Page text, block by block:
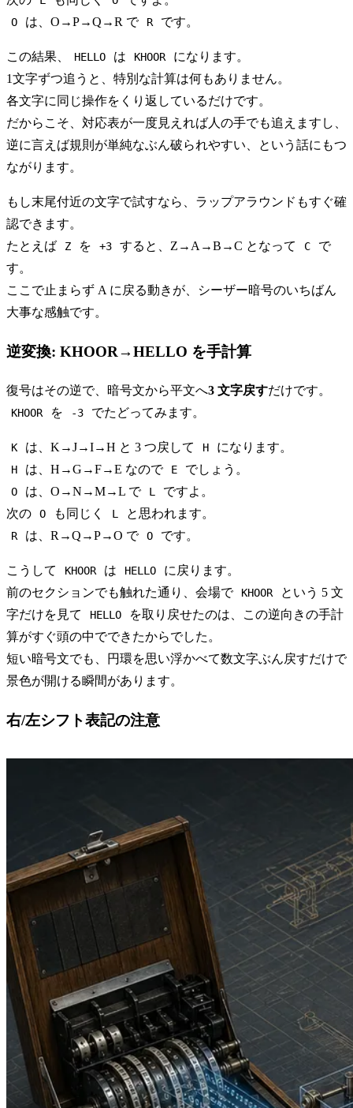
O は、O→P→Q→R で R です。
この結果、 HELLO は KHOOR
になります。
1文字ずつ追うと、特別な計算は何もありません。
各文字に同じ操作をくり返しているだけです。
だからこそ、対応表が一度見えれば人の手でも追えますし、
逆に言えば規則が単純なぶん破られやすい、という話にもつ
ながります。
もし末尾付近の文字で試すなら、ラップアラウンドもすぐ確
認できます。
たとえば
Z を +3 すると、Z→A→B→C となって C
で
す。
ここで止まらず A に戻る動きが、シーザー暗号のいちばん
大事な感触です。
逆変換: KHOOR→HELLO を手計算
復号はその逆で、暗号文から平文へ3 文字戻すだけです。
KHOOR を -3 でたどってみます。
K は、K→J→I→H と 3 つ戻して H になります。
H は、H→G→F→E なので E でしょう。
O は、O→N→M→L で L
ですよ。
次の
O も同じく L と思われます。
R は、R→Q→P→O で O です。
こうして KHOOR は HELLO
に戻ります。
前のセクションでも触れた通り、会場で
KHOOR
という 5 文
字だけを見て
HELLO
を取り戻せたのは、この逆向きの手計
算がすぐ頭の中でできたからでした。
短い暗号文でも、円環を思い浮かべて数文字ぶん戻すだけで
景色が開ける瞬間があります。
右/左シフト表記の注意